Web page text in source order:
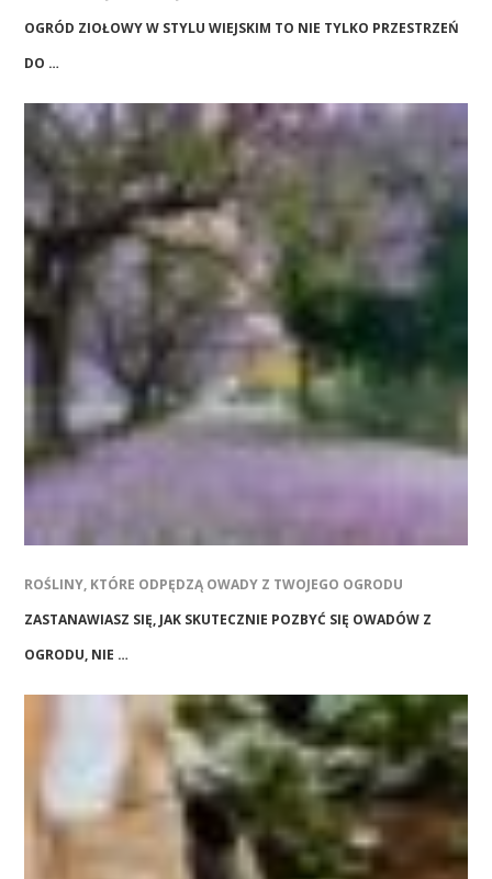
OGRÓD ZIOŁOWY W STYLU WIEJSKIM TO NIE TYLKO PRZESTRZEŃ
DO …
ROŚLINY, KTÓRE ODPĘDZĄ OWADY Z TWOJEGO OGRODU
ZASTANAWIASZ SIĘ, JAK SKUTECZNIE POZBYĆ SIĘ OWADÓW Z
OGRODU, NIE …